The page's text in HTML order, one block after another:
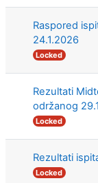
Raspored
24.1.2026
Locked
Rezultati
održanog
Locked
Rezultati
Locked